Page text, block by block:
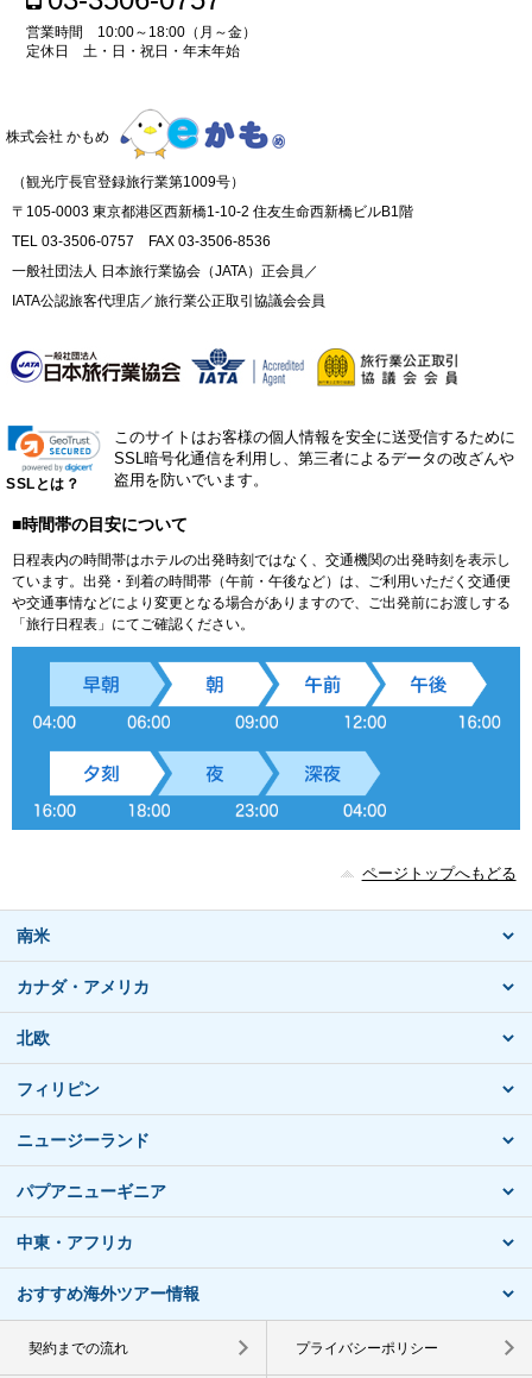
営業時間 10:00～18:00（月～金）
定休日 土・日・祝日・年末年始
株式会社 かもめ
（観光庁長官登録旅行業第1009号）
〒105-0003 東京都港区西新橋1-10-2 住友生命西新橋ビルB1階
TEL 03-3506-0757 FAX 03-3506-8536
一般社団法人 日本旅行業協会（JATA）正会員／
IATA公認旅客代理店／旅行業公正取引協議会会員
SSLとは？
このサイトはお客様の個人情報を安全に送受信するために
SSL暗号化通信を利用し、第三者によるデータの改ざんや
盗用を防いでいます。
■時間帯の目安について
日程表内の時間帯はホテルの出発時刻ではなく、交通機関の出発時刻を表示し
ています。出発・到着の時間帯（午前・午後など）は、ご利用いただく交通便
や交通事情などにより変更となる場合がありますので、ご出発前にお渡しする
「旅行日程表」にてご確認ください。
ページトップへもどる
南米
カナダ・アメリカ
北欧
フィリピン
ニュージーランド
パプアニューギニア
中東・アフリカ
おすすめ海外ツアー情報
契約までの流れ プライバシーポリシー